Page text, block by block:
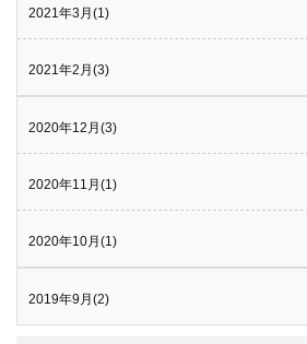
2021年3月(1)
2021年2月(3)
2020年12月(3)
2020年11月(1)
2020年10月(1)
2019年9月(2)